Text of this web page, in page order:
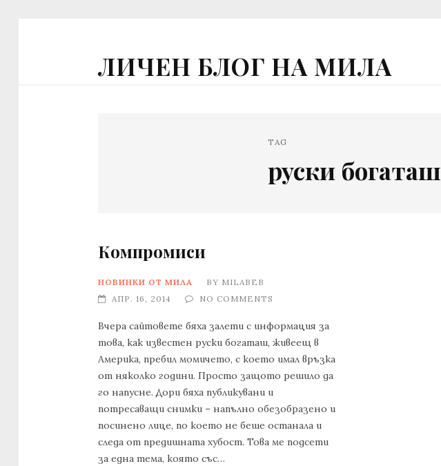
ЛИЧЕН БЛОГ НА МИЛА
TAG
руски богаташ
Компромиси
НОВИНКИ ОТ МИЛА BY MILABEB
АПР. 16, 2014
NO COMMENTS
Вчера сайтовете бяха залети с информация за
това, как известен руски богаташ, живеещ в
Америка, пребил момичето, с което имал връзка
от няколко години. Просто защото решило да
го напусне. Дори бяха публикувани и
потресаващи снимки – напълно обезобразено и
посинено лице, по което не беше останала и
следа от предишната хубост. Това ме подсети
за една тема, която със…